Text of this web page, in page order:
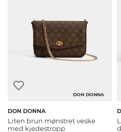
DON DONNA
DON DONNA
Liten brun mønstret veske
med kjedestropp